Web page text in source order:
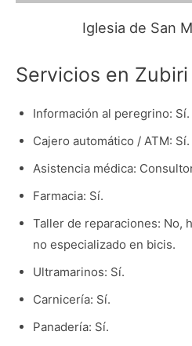
Iglesia de San
Servicios en Zubiri
Información al peregrino: Sí.
Cajero automático / ATM: Sí.
Asistencia médica:
Farmacia: Sí.
Taller de reparaciones: No,
no especializado en bicis.
Ultramarinos: Sí.
Carnicería: Sí.
Panadería: Sí.